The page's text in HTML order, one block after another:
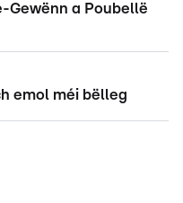
Gewënn a Poubellë
emol méi bëlleg